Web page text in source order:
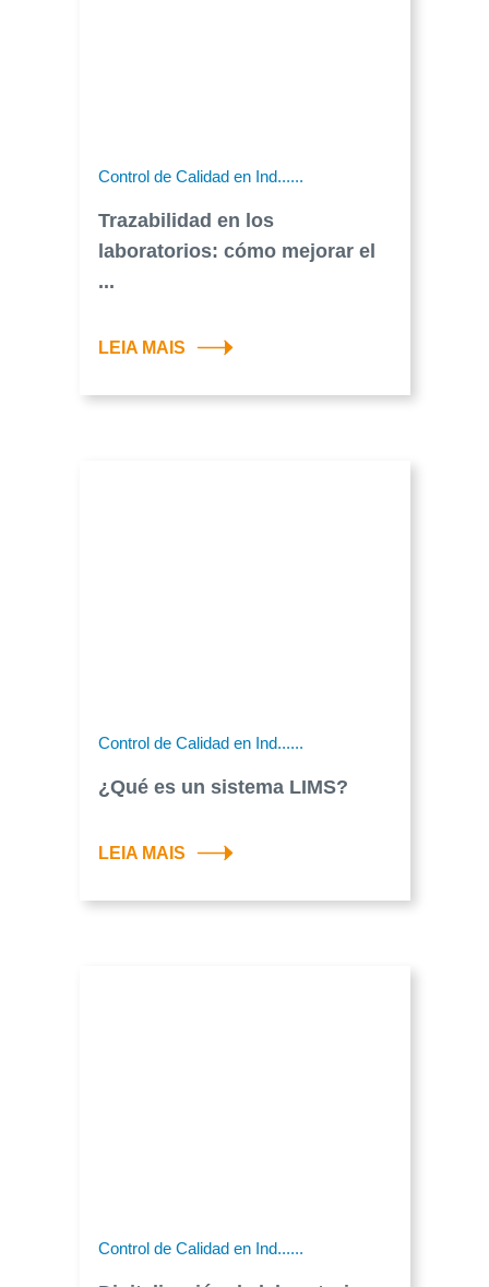
Control de Calidad en Ind......
Trazabilidad en los
laboratorios: cómo mejorar el
...
LEIA MAIS
Control de Calidad en Ind......
¿Qué es un sistema LIMS?
LEIA MAIS
Control de Calidad en Ind......